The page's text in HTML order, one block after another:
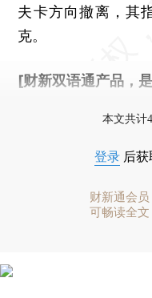
夫卡方向撤离，其
克。
[财新双语通产品，
本文共计
登录 后
财新通会员
可畅读全文